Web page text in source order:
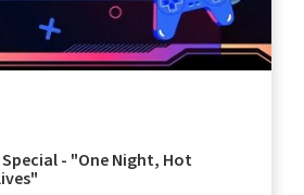
- "One Night, Hot